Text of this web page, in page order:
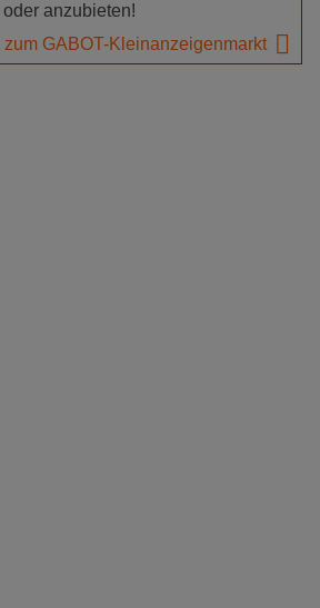
anzubieten!
zum GABOT-Kleinanzeigenmarkt